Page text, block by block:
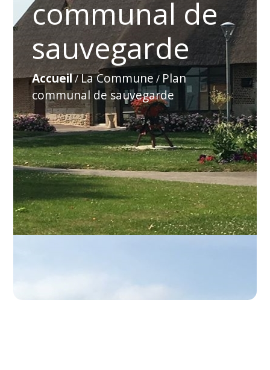
communal de
sauvegarde
Accueil/ La Commune / Plan
communal de sauvegarde